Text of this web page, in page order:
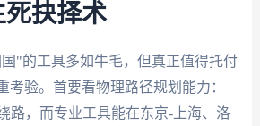
抉择术
"的工具多如牛毛，但真正值得托付
考验。首要看物理路径规划能力：
路，而专业工具能在东京-上海、洛